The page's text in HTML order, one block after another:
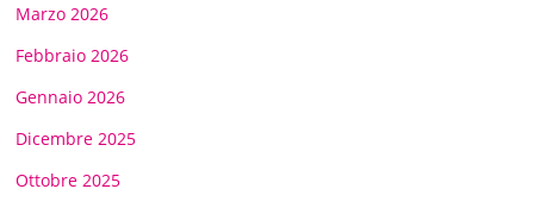
Marzo 2026
Febbraio 2026
Gennaio 2026
Dicembre 2025
Ottobre 2025